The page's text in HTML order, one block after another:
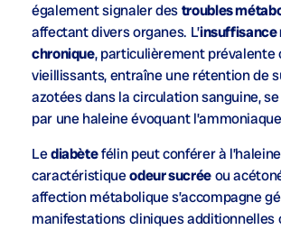
également signaler destroubles
affectant divers organes. L’insuffisance
chronique, particulièrement prévalente
vieillissants, entraîne une rétention de
azotées dans la circulation sanguine,
par une haleine évoquant
Lediabètefélin peut conférer à
caractéristiqueodeur sucréeou
affection métabolique s’accompagne
manifestations cliniques additionnelles